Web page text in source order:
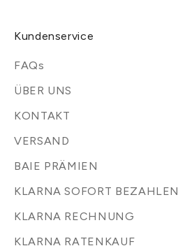
Kundenservice
FAQs
ÜBER UNS
KONTAKT
VERSAND
BAIE PRÄMIEN
KLARNA SOFORT BEZAHLEN
KLARNA RECHNUNG
KLARNA RATENKAUF